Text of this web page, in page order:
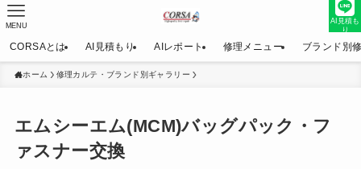
AI見積も
り
MENU
CORSAとは AI見積もり AIレポート 修理メニュー ブランド別
ホーム 修理カルテ・ブランド別ギャラリー
エムシーエム(MCM)バッグパック・フ
ァスナー交換